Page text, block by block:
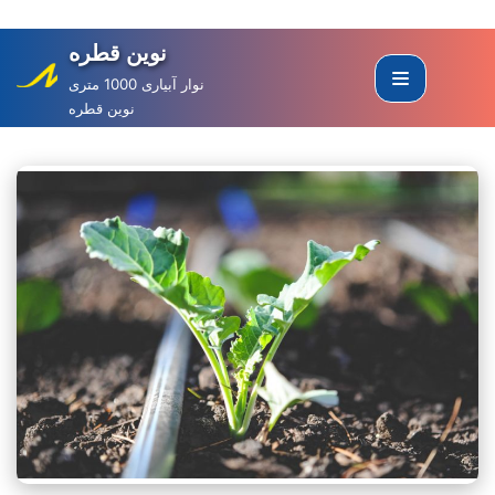
to
content
نوین قطره
نوار آبیاری 1000 متری
نوین قطره